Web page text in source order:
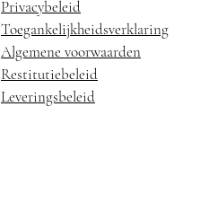
Privacybeleid
Toegankelijkheidsverklaring
Algemene voorwaarden
Restitutiebeleid
Leveringsbeleid